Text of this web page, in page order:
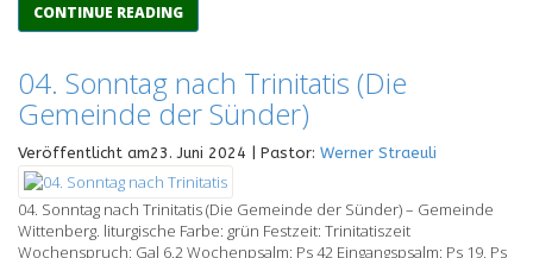
CONTINUE READING
04. Sonntag nach Trinitatis (Die
Gemeinde der Sünder)
Veröffentlicht am23. Juni 2024 | Pastor: Werner Straeuli
04. Sonntag nach Trinitatis (Die Gemeinde der Sünder) – Gemeinde
Wittenberg. liturgische Farbe: grün Festzeit: Trinitatiszeit
Wochenspruch: Gal 6,2 Wochenpsalm: Ps 42 Eingangspsalm: Ps 19, Ps